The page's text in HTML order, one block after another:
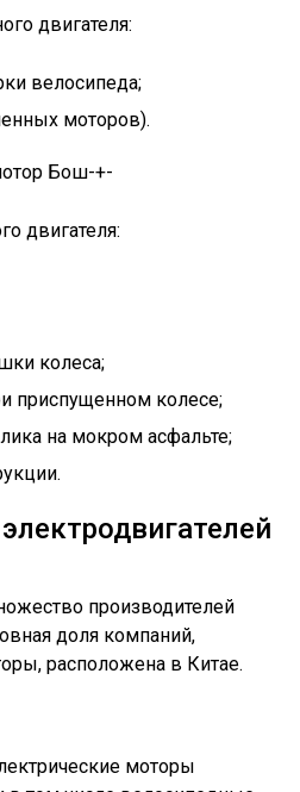
двигателя:
велосипеда;
моторов).
Бош-+-
двигателя:
колеса;
приспущенном колесе;
на мокром асфальте;
производителей
доля компаний,
расположена в Китае.
моторы